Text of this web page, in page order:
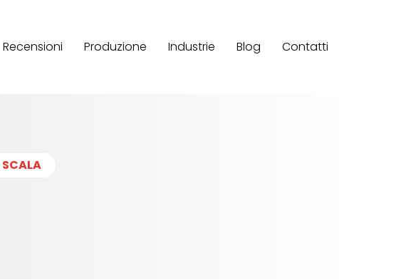
Recensioni Produzione Industrie Blog Contatti
SCALA